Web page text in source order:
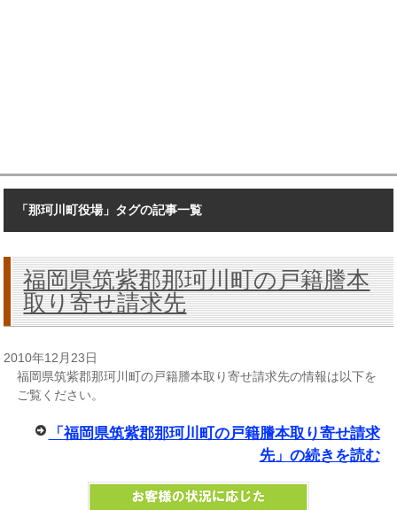
「那珂川町役場」タグの記事一覧
福岡県筑紫郡那珂川町の戸籍謄本
取り寄せ請求先
2010年12月23日
福岡県筑紫郡那珂川町の戸籍謄本取り寄せ請求先の情報は以下を
ご覧ください。
「福岡県筑紫郡那珂川町の戸籍謄本取り寄せ請求
先」の続きを読む